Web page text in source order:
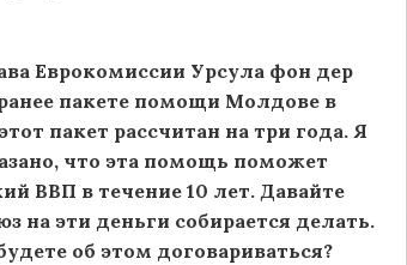
Еврокомиссии Урсула фон дер
пакете помощи Молдове в
пакет рассчитан на три года. Я
что эта помощь поможет
ВВП в течение 10 лет. Давайте
на эти деньги собирается делать.
об этом договариваться?